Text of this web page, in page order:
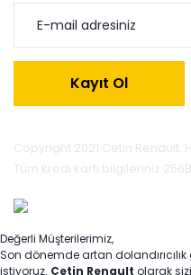
Kayıt Ol
Copyright 2021 Cetin Renault.
Tüm kredi kartı bilgileriniz
Değerli Müşterilerimiz,
Son dönemde artan
istiyoruz. Çetin Renault olarak